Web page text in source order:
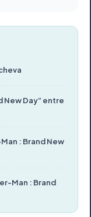
New Day” entre
: Brand New
Man : Brand